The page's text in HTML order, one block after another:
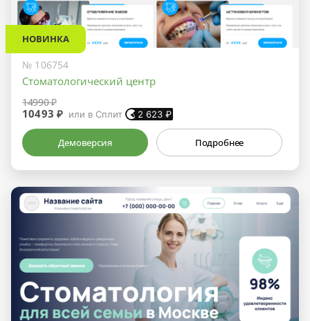
НОВИНКА
№ 106754
Стоматологический центр
14990 ₽
10493 ₽ или в Сплит 2 623 ₽
Демоверсия Подробнее